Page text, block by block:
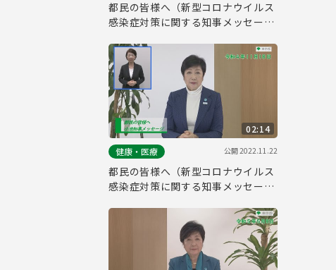
都民の皆様へ（新型コロナウイルス
感染症対策に関する知事メッセージ
02:14
健康・医療
公開2022.11.22
都民の皆様へ（新型コロナウイルス
感染症対策に関する知事メッセージ